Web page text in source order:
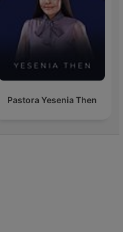
Pastora Yesenia Then